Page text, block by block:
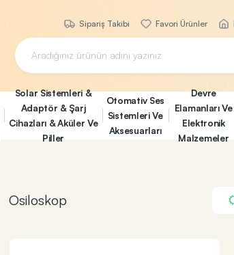
Sipariş Takibi Favori Ürünler
Solar Sistemleri &
Adaptör & Şarj
Cihazları & Aküler Ve
Piller
Otomativ Ses
Sistemleri Ve
Aksesuarları
Devre
Elamanları Ve
Elektronik
Malzemeler
Osiloskop